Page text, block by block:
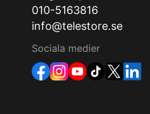
010-5163816
info@telestore.se
Sociala medier